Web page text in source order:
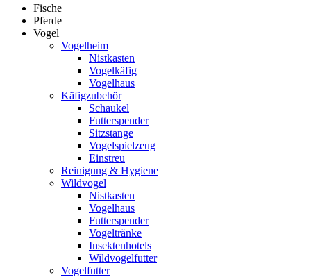
Fische
Pferde
Vogel
Vogelheim
Nistkasten
Vogelkäfig
Vogelhaus
Käfigzubehör
Schaukel
Futterspender
Sitzstange
Vogelspielzeug
Einstreu
Reinigung & Hygiene
Wildvogel
Nistkasten
Vogelhaus
Futterspender
Vogeltränke
Insektenhotels
Wildvogelfutter
Vogelfutter